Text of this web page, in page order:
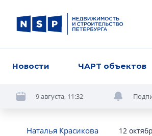
Новости ЧАРТ объектов
9 августа, 11:32
Наталья Красикова 12